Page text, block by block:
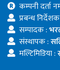
कम्पनी दर्ता
प्रबन्ध
सम्पादक :
संस्थापक :
मल्टिमिडिया :